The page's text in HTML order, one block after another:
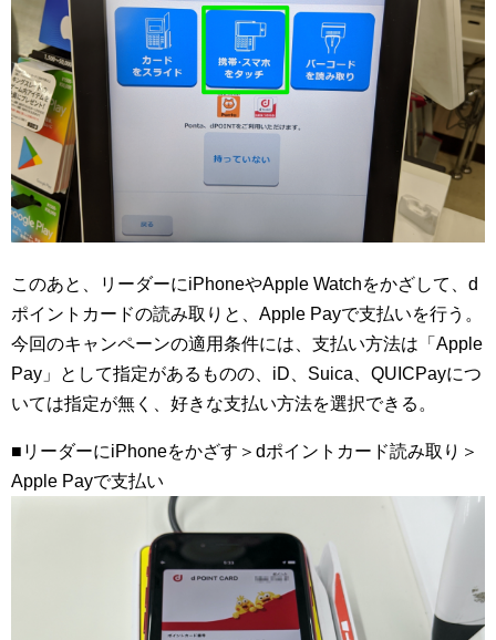
このあと、リーダーにiPhoneやApple Watchをかざして、d
ポイントカードの読み取りと、Apple Payで支払いを行う。
今回のキャンペーンの適用条件には、支払い方法は「Apple
Pay」として指定があるものの、iD、Suica、QUICPayにつ
いては指定が無く、好きな支払い方法を選択できる。
■リーダーにiPhoneをかざす＞dポイントカード読み取り＞
Apple Payで支払い